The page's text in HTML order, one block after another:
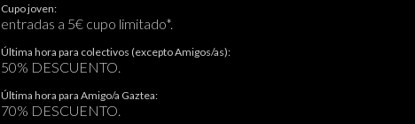
Cupo joven:
entradas a 5€ cupo limitado*.
Última hora para colectivos (excepto Amigos/as):
50% DESCUENTO.
Última hora para Amigo/a Gaztea:
70% DESCUENTO.